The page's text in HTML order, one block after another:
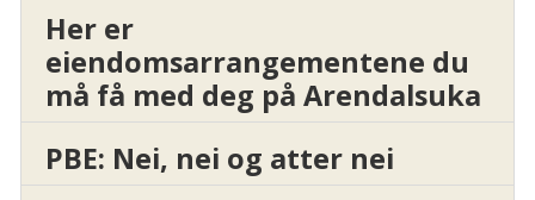
Her er
eiendomsarrangementene du
må få med deg på Arendalsuka
PBE: Nei, nei og atter nei